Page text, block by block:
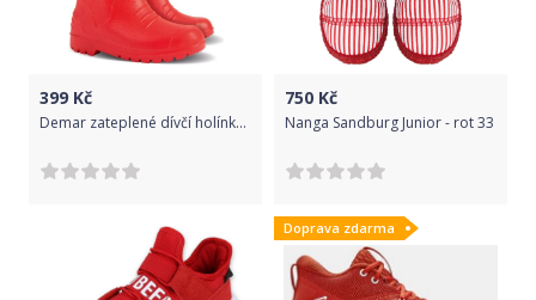
399 Kč
Demar zateplené dívčí holínky DINO B 20/21 červená
750 Kč
Nanga Sandburg Junior - rot 33
Doprava zdarma